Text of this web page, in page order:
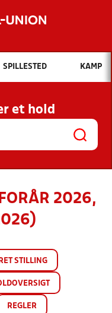
Hvad vil du søge efter?
OG NYHEDER
KLUBBER OG
SPILLESTED KAMP
et hold
2026,
STILLING
REGLER